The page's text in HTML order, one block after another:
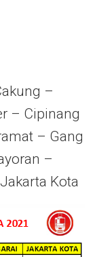
–
– Cipinang
– Gang
–
Kota